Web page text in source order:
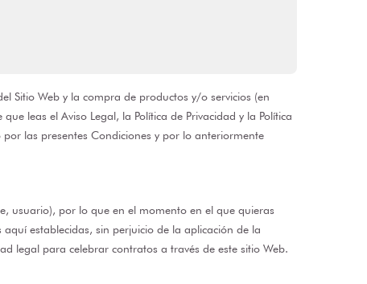
Sitio Web y la compra de productos y/o servicios (en
leas el Aviso Legal, la Política de Privacidad y la Política
las presentes Condiciones y por lo anteriormente
usuario), por lo que en el momento en el que quieras
establecidas, sin perjuicio de la aplicación de la
legal para celebrar contratos a través de este sitio Web.